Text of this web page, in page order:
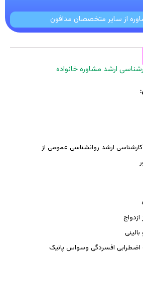
از سایر متخصصان مدافون
ارشد مشاوره خانواده
ارشد روانشناسی عمومی از
اضطرابی افسردگی وسواس پانیک